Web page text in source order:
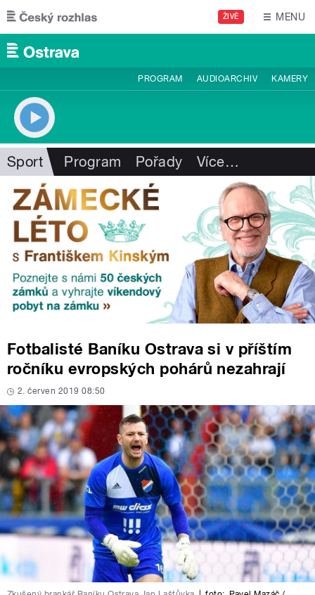
Přejít k hlavnímu obsahu
ŽIVĚ MENU
PROGRAM AUDIOARCHIV KAMERY
Sport Program Pořady Více…
Fotbalisté Baníku Ostrava si v příštím
ročníku evropských pohárů nezahrají
2. červen 2019 08:50